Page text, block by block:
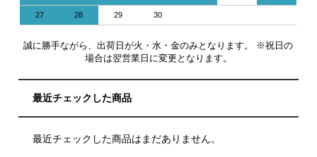
27 28 29 30
誠に勝手ながら、出荷日が火・水・金のみとなります。 ※祝日の
場合は翌営業日に変更となります。
最近チェックした商品
最近チェックした商品はまだありません。